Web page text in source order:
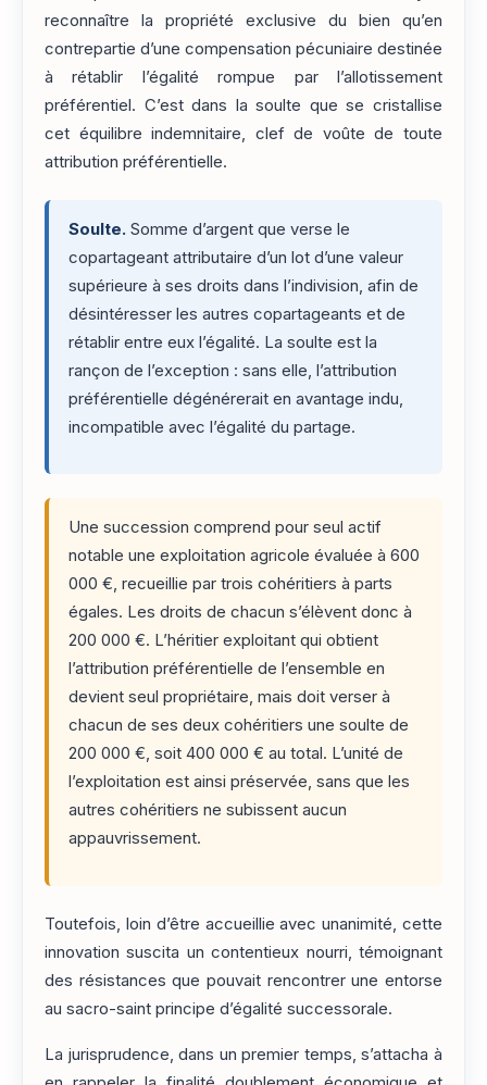
reconnaître la propriété exclusive du bien qu’en
contrepartie d’une compensation pécuniaire destinée
à rétablir l’égalité rompue par l’allotissement
préférentiel. C’est dans la soulte que se cristallise
cet équilibre indemnitaire, clef de voûte de toute
attribution préférentielle.
Soulte. Somme d’argent que verse le
copartageant attributaire d’un lot d’une valeur
supérieure à ses droits dans l’indivision, afin de
désintéresser les autres copartageants et de
rétablir entre eux l’égalité. La soulte est la
rançon de l’exception : sans elle, l’attribution
préférentielle dégénérerait en avantage indu,
incompatible avec l’égalité du partage.
Une succession comprend pour seul actif
notable une exploitation agricole évaluée à 600
000 €, recueillie par trois cohéritiers à parts
égales. Les droits de chacun s’élèvent donc à
200 000 €. L’héritier exploitant qui obtient
l’attribution préférentielle de l’ensemble en
devient seul propriétaire, mais doit verser à
chacun de ses deux cohéritiers une soulte de
200 000 €, soit 400 000 € au total. L’unité de
l’exploitation est ainsi préservée, sans que les
autres cohéritiers ne subissent aucun
appauvrissement.
Toutefois, loin d’être accueillie avec unanimité, cette
innovation suscita un contentieux nourri, témoignant
des résistances que pouvait rencontrer une entorse
au sacro-saint principe d’égalité successorale.
La jurisprudence, dans un premier temps, s’attacha à